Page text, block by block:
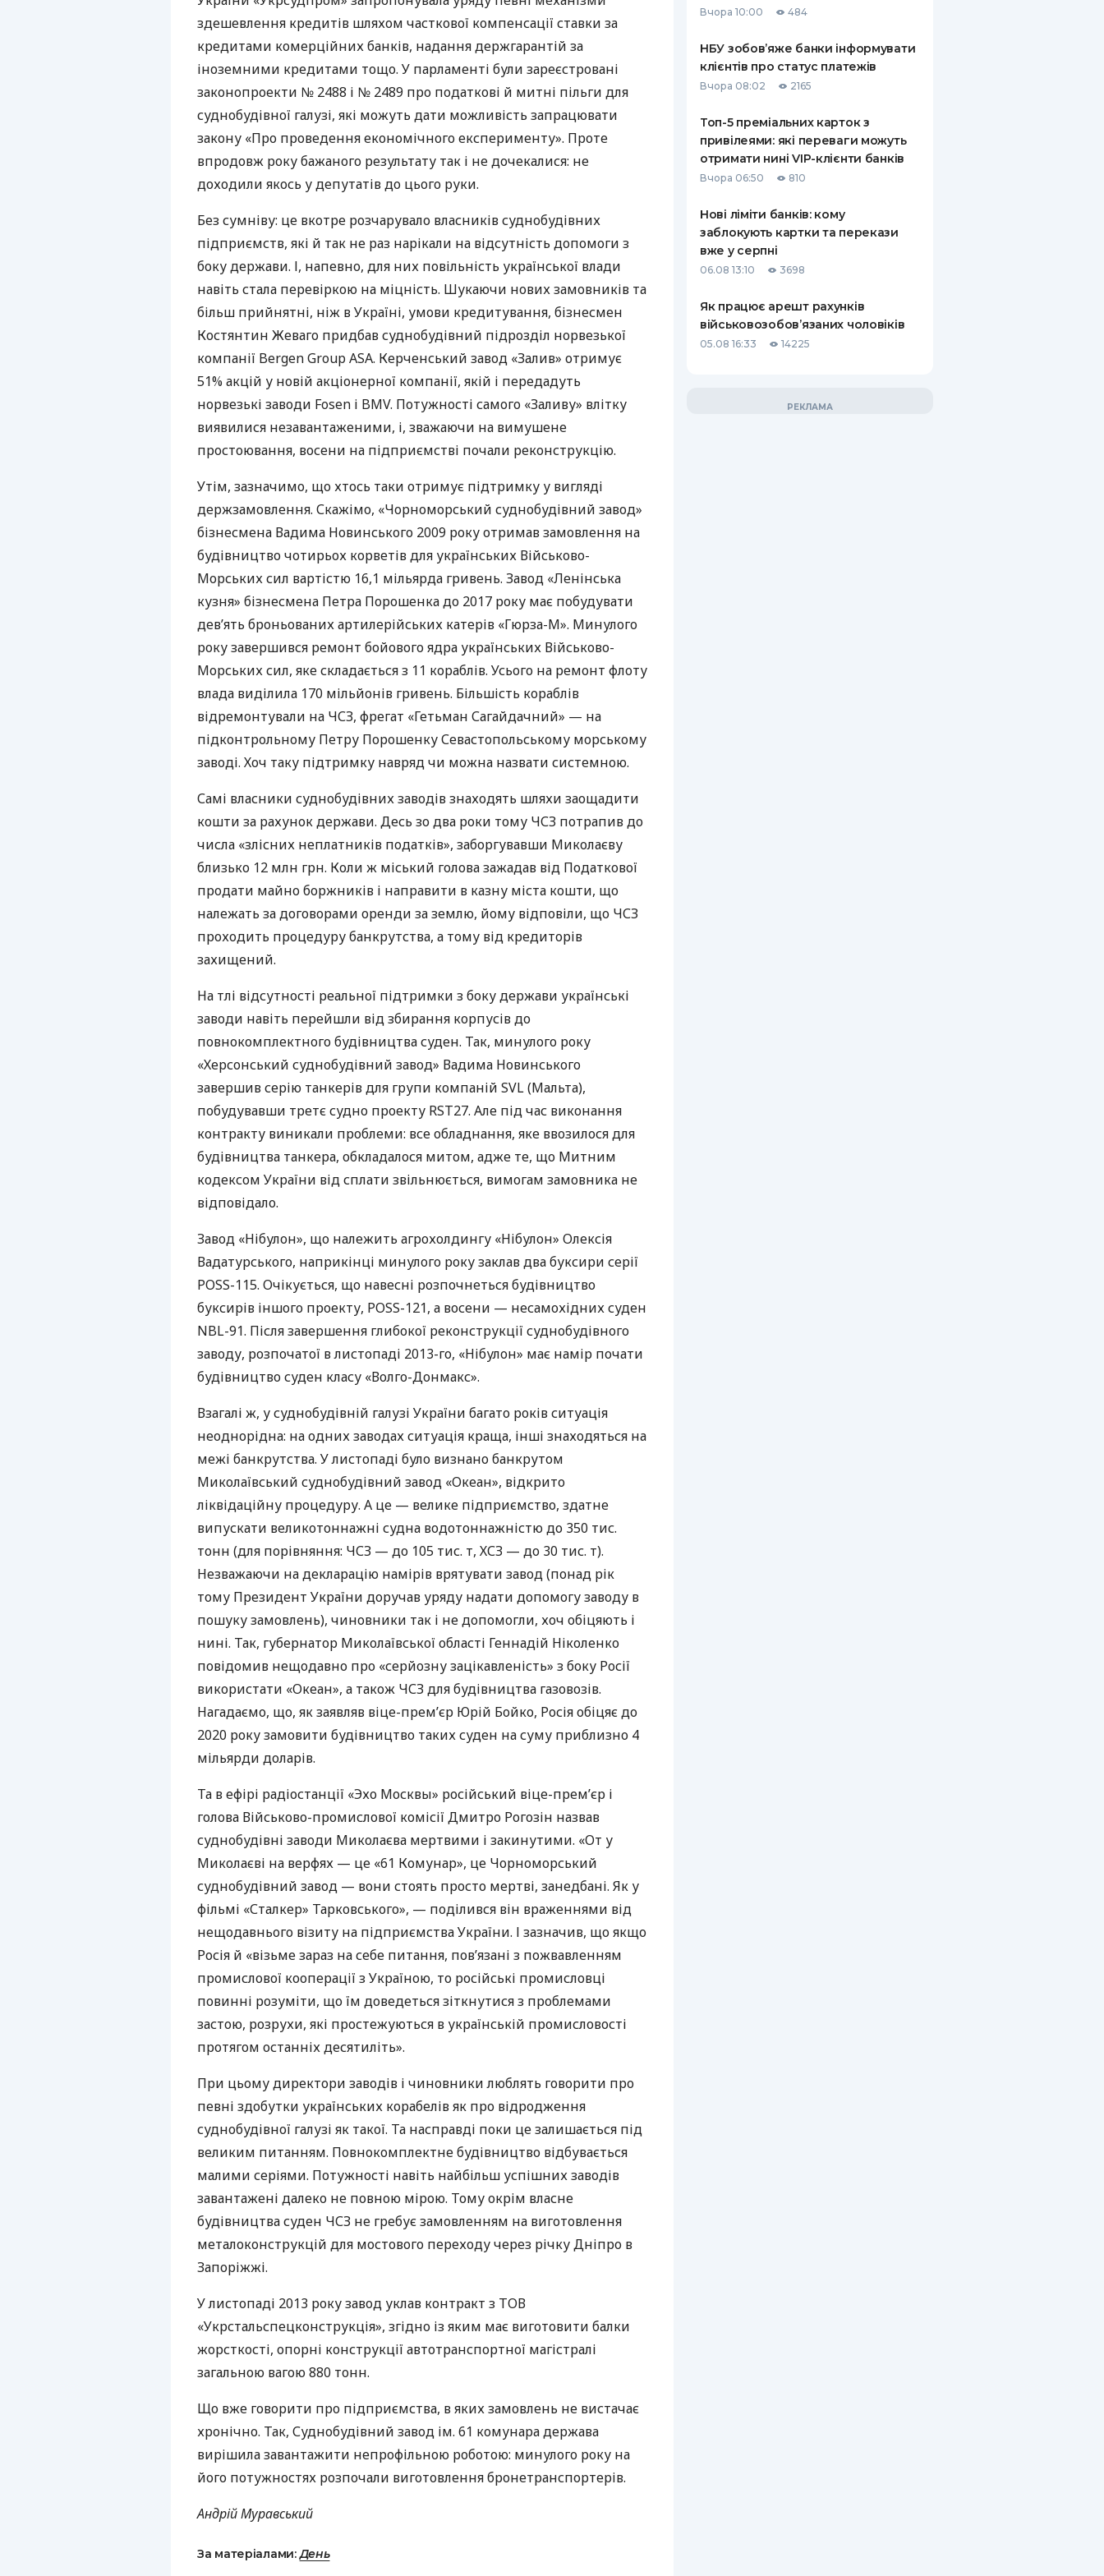
РЕЙТИНГ ДЕБЕТОВИХ
КАРТОК
ЩОМІСЯЧНИЙ ОГЛЯД
КЕШБЕКУ
ПУТІВНИКИ ПО
БАНКІВСЬКИХ КАРТКАХ
СТРАХУВАННЮ
ВСІ СТРАХОВІ ПОЛІСИ
ВІДГУКИ ПРО СТРАХОВІ
КОМПАНІЇ
КОНТАКТИ
здешевлення кредитів шляхом часткової компенсації ставки за
кредитами комерційних банків, надання держгарантій за
іноземними кредитами тощо. У парламенті були зареєстровані
законопроекти № 2488 і № 2489 про податкові й митні пільги для
суднобудівної галузі, які можуть дати можливість запрацювати
закону «Про проведення економічного експерименту». Проте
впродовж року бажаного результату так і не дочекалися: не
доходили якось у депутатів до цього руки.
Без сумніву: це вкотре розчарувало власників суднобудівних
підприємств, які й так не раз нарікали на відсутність допомоги з
боку держави. І, напевно, для них повільність української влади
навіть стала перевіркою на міцність. Шукаючи нових замовників та
більш прийнятні, ніж в Україні, умови кредитування, бізнесмен
Костянтин Жеваго придбав суднобудівний підрозділ норвезької
компанії Bergen Group ASA. Керченський завод «Залив» отримує
51% акцій у новій акціонерної компанії, якій і передадуть
норвезькі заводи Fosen і BMV. Потужності самого «Заливу» влітку
виявилися незавантаженими, і, зважаючи на вимушене
простоювання, восени на підприємстві почали реконструкцію.
Утім, зазначимо, що хтось таки отримує підтримку у вигляді
держзамовлення. Скажімо, «Чорноморський суднобудівний завод»
бізнесмена Вадима Новинського 2009 року отримав замовлення на
будівництво чотирьох корветів для українських Військово-
Морських сил вартістю 16,1 мільярда гривень. Завод «Ленінська
кузня» бізнесмена Петра Порошенка до 2017 року має побудувати
дев’ять броньованих артилерійських катерів «Гюрза-М». Минулого
року завершився ремонт бойового ядра українських Військово-
Морських сил, яке складається з 11 кораблів. Усього на ремонт флоту
влада виділила 170 мільйонів гривень. Більшість кораблів
відремонтували на ЧСЗ, фрегат «Гетьман Сагайдачний» — на
підконтрольному Петру Порошенку Севастопольському морському
заводі. Хоч таку підтримку навряд чи можна назвати системною.
Самі власники суднобудівних заводів знаходять шляхи заощадити
кошти за рахунок держави. Десь зо два роки тому ЧСЗ потрапив до
числа «злісних неплатників податків», заборгувавши Миколаєву
близько 12 млн грн. Коли ж міський голова зажадав від Податкової
продати майно боржників і направити в казну міста кошти, що
належать за договорами оренди за землю, йому відповіли, що ЧСЗ
проходить процедуру банкрутства, а тому від кредиторів
захищений.
На тлі відсутності реальної підтримки з боку держави українські
заводи навіть перейшли від збирання корпусів до
повнокомплектного будівництва суден. Так, минулого року
«Херсонський суднобудівний завод» Вадима Новинського
завершив серію танкерів для групи компаній SVL(Мальта),
побудувавши третє судно проекту RST27. Але під час виконання
контракту виникали проблеми: все обладнання, яке ввозилося для
будівництва танкера, обкладалося митом, адже те, що Митним
кодексом України від сплати звільнюється, вимогам замовника не
відповідало.
Завод «Нібулон», що належить агрохолдингу «Нібулон» Олексія
Вадатурського, наприкінці минулого року заклав два буксири серії
POSS-115. Очікується, що навесні розпочнеться будівництво
буксирів іншого проекту, POSS-121, а восени — несамохідних суден
NBL-91. Після завершення глибокої реконструкції суднобудівного
заводу, розпочатої в листопаді 2013-го, «Нібулон» має намір почати
будівництво суден класу «Волго-Донмакс».
Взагалі ж, у суднобудівній галузі України багато років ситуація
неоднорідна: на одних заводах ситуація краща, інші знаходяться на
межі банкрутства. У листопаді було визнано банкрутом
Миколаївський суднобудівний завод «Океан», відкрито
ліквідаційну процедуру. А це — велике підприємство, здатне
випускати великотоннажні судна водотоннажністю до 350 тис.
тонн (для порівняння: ЧСЗ — до 105 тис. т, ХСЗ — до 30 тис. т).
Незважаючи на декларацію намірів врятувати завод (понад рік
тому Президент України доручав уряду надати допомогу заводу в
пошуку замовлень), чиновники так і не допомогли, хоч обіцяють і
нині. Так, губернатор Миколаївської області Геннадій Ніколенко
повідомив нещодавно про «серйозну зацікавленість» з боку Росії
використати «Океан», а також ЧСЗдля будівництва газовозів.
Нагадаємо, що, як заявляв віце-прем’єр Юрій Бойко, Росія обіцяє до
2020 року замовити будівництво таких суден на суму приблизно 4
мільярди доларів.
Та в ефірі радіостанції «Эхо Москвы» російський віце-прем’єр і
голова Військово-промислової комісії Дмитро Рогозін назвав
суднобудівні заводи Миколаєва мертвими і закинутими. «От у
Миколаєві на верфях — це «61 Комунар», це Чорноморський
суднобудівний завод — вони стоять просто мертві, занедбані. Як у
фільмі «Сталкер» Тарковського», — поділився він враженнями від
нещодавнього візиту на підприємства України. І зазначив, що якщо
Росія й «візьме зараз на себе питання, пов’язані з пожвавленням
промислової кооперації з Україною, то російські промисловці
повинні розуміти, що їм доведеться зіткнутися з проблемами
застою, розрухи, які простежуються в українській промисловості
протягом останніх десятиліть».
При цьому директори заводів і чиновники люблять говорити про
певні здобутки українських корабелів як про відродження
суднобудівної галузі як такої. Та насправді поки це залишається під
великим питанням. Повнокомплектне будівництво відбувається
малими серіями. Потужності навіть найбільш успішних заводів
завантажені далеко не повною мірою. Тому окрім власне
будівництва суден ЧСЗ не гребує замовленням на виготовлення
металоконструкцій для мостового переходу через річку Дніпро в
Запоріжжі.
У листопаді 2013 року завод уклав контракт з ТОВ
«Укрстальспецконструкція», згідно із яким має виготовити балки
жорсткості, опорні конструкції автотранспортної магістралі
загальною вагою 880 тонн.
Що вже говорити про підприємства, в яких замовлень не вистачає
хронічно. Так, Суднобудівний завод ім. 61 комунара держава
вирішила завантажити непрофільною роботою: минулого року на
його потужностях розпочали виготовлення бронетранспортерів.
Андрій Муравський
За матеріалами:День
Вчора 10:00 484
НБУ зобов’яже банки інформувати
клієнтів про статус платежів
Вчора 08:02 2165
Топ-5 преміальних карток з
привілеями: які переваги можуть
отримати нині VIP-клієнти банків
Вчора 06:50 810
Нові ліміти банків: кому
заблокують картки та перекази
вже у серпні
06.08 13:10 3698
Як працює арешт рахунків
військовозобов’язаних чоловіків
05.08 16:33 14225